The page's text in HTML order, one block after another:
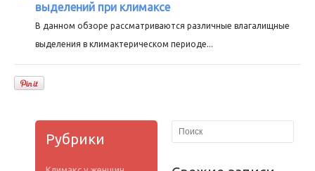
выделений при климаксе
В данном обзоре рассматриваются различные влагалищные
выделения в климактерическом периоде...
Рубрики